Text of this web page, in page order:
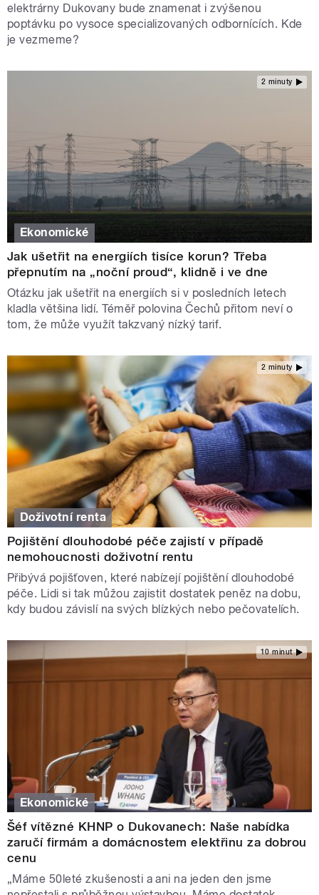
elektrárny Dukovany bude znamenat i zvýšenou
poptávku po vysoce specializovaných odbornících. Kde
je vezmeme?
2 minuty
Ekonomické
Jak ušetřit na energiích tisíce korun? Třeba
přepnutím na „noční proud“, klidně i ve dne
Otázku jak ušetřit na energiích si v posledních letech
kladla většina lidí. Téměř polovina Čechů přitom neví o
tom, že může využít takzvaný nízký tarif.
2 minuty
Doživotní renta
Pojištění dlouhodobé péče zajistí v případě
nemohoucnosti doživotní rentu
Přibývá pojišťoven, které nabízejí pojištění dlouhodobé
péče. Lidi si tak můžou zajistit dostatek peněz na dobu,
kdy budou závislí na svých blízkých nebo pečovatelích.
10 minut
Ekonomické
Šéf vítězné KHNP o Dukovanech: Naše nabídka
zaručí firmám a domácnostem elektřinu za dobrou
cenu
„Máme 50leté zkušenosti a ani na jeden den jsme